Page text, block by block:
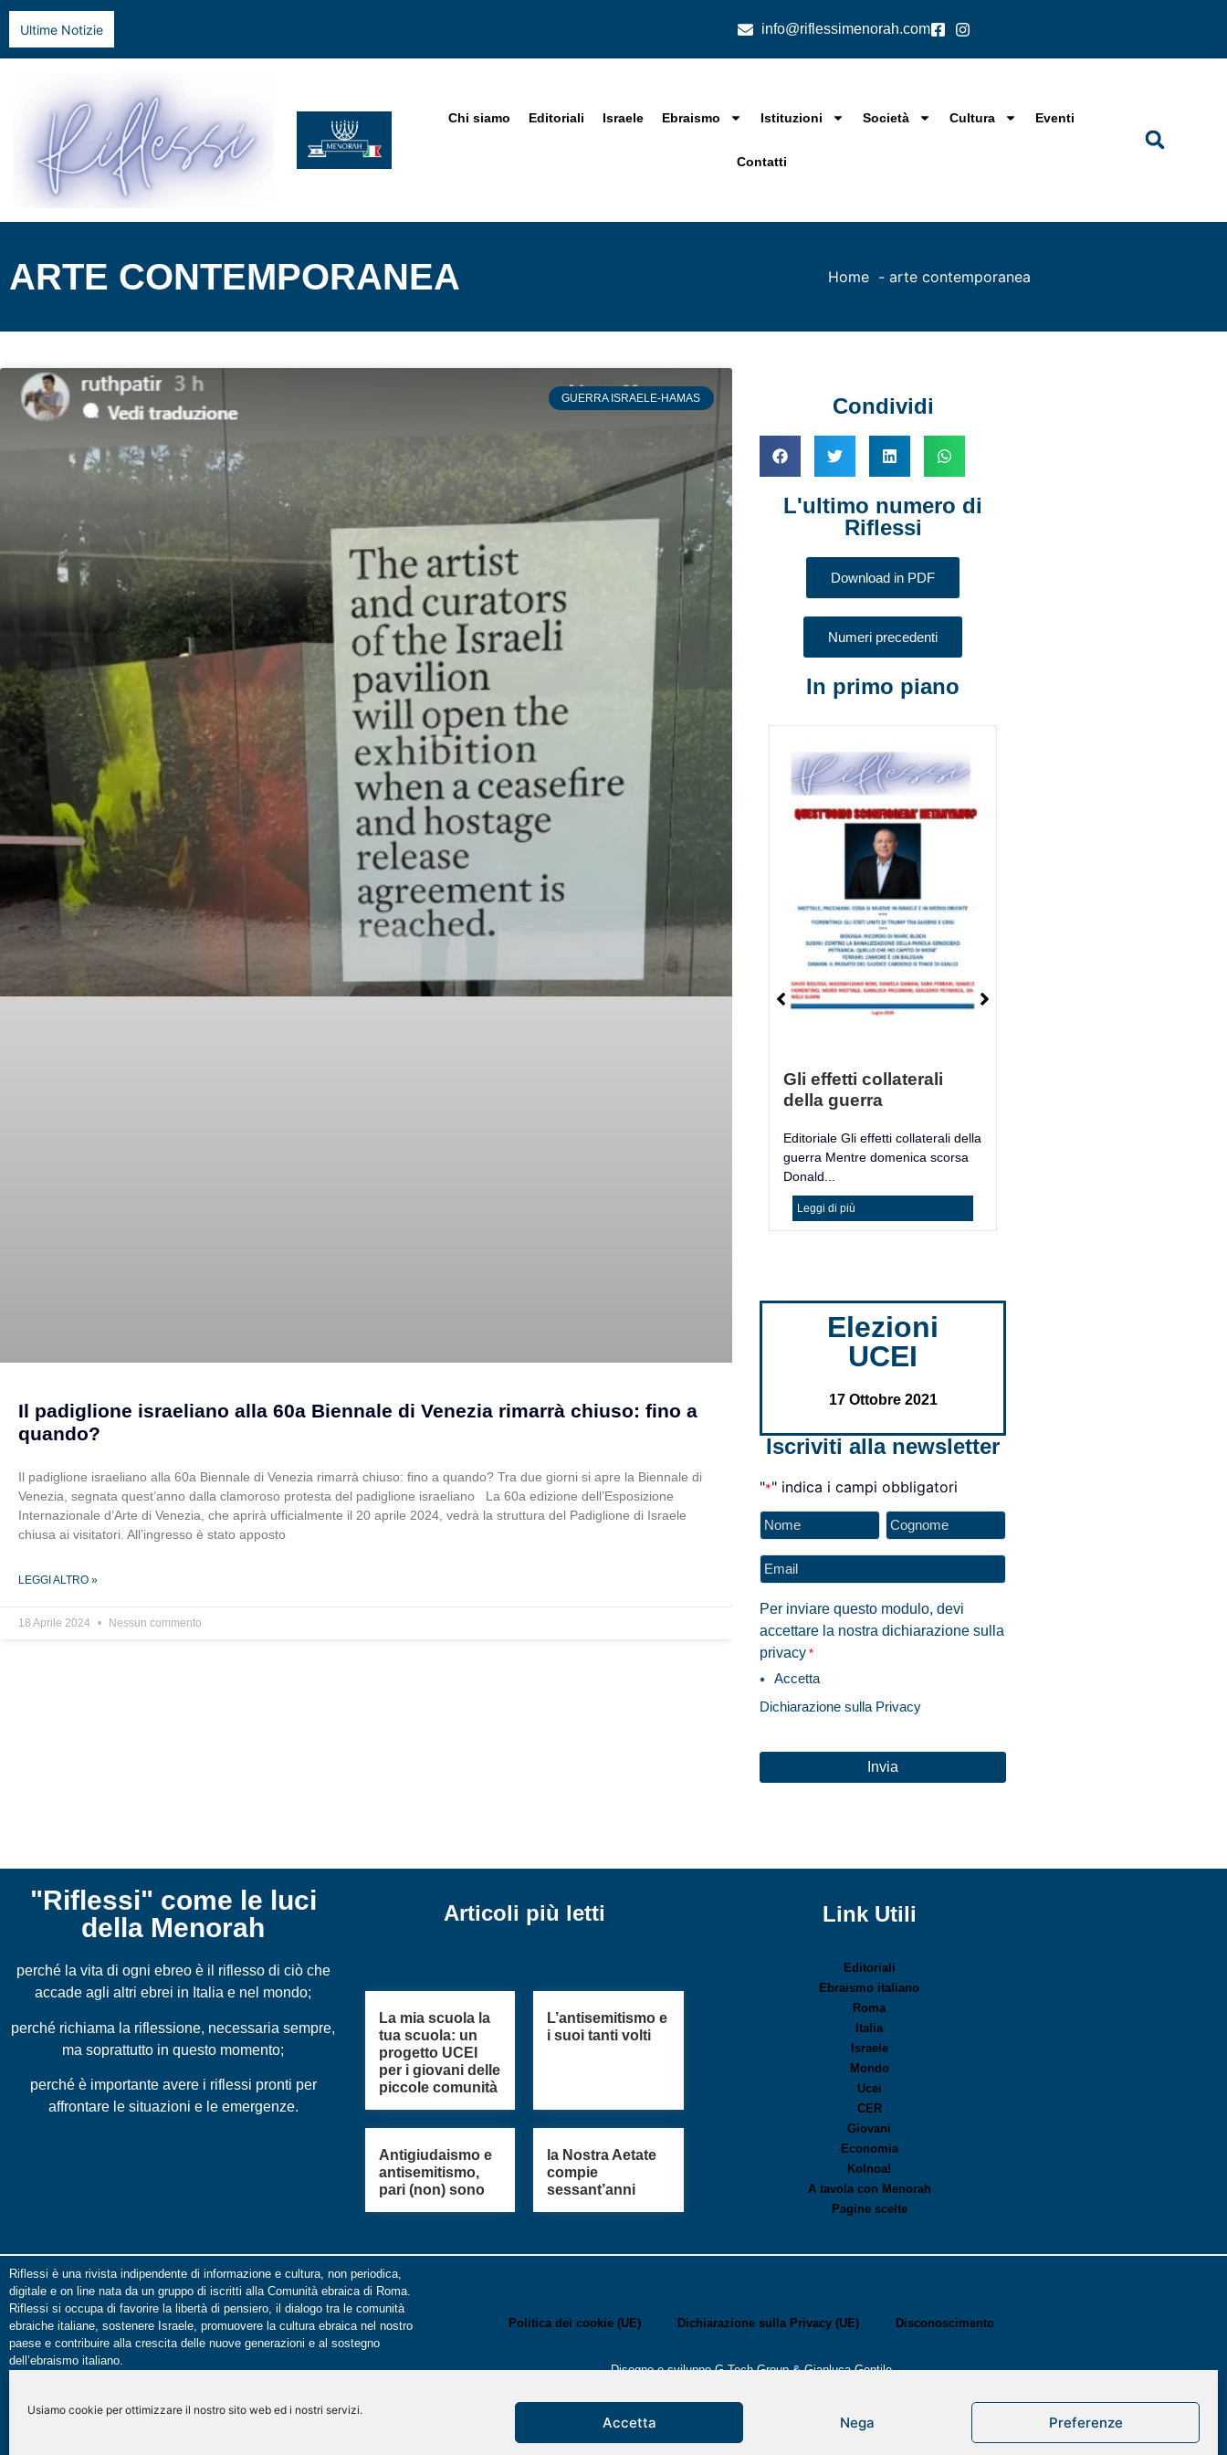
Usiamo cookie per ottimizzare il nostro sito web ed i nostri servizi.
Accetta Nega Preferenze
Ultime Notizie info@riflessimenorah.com
Chi siamo Editoriali Israele Ebraismo Istituzioni Società Cultura Eventi
Contatti
ARTE CONTEMPORANEA Home arte contemporanea
GUERRA ISRAELE-HAMAS
Il padiglione israeliano alla 60a Biennale di Venezia rimarrà chiuso: fino a
quando?
Il padiglione israeliano alla 60a Biennale di Venezia rimarrà chiuso: fino a quando? Tra due giorni si apre la Biennale di
Venezia, segnata quest’anno dalla clamoroso protesta del padiglione israeliano La 60a edizione dell’Esposizione
Internazionale d’Arte di Venezia, che aprirà ufficialmente il 20 aprile 2024, vedrà la struttura del Padiglione di Israele
chiusa ai visitatori. All’ingresso è stato apposto
LEGGI ALTRO »
18 Aprile 2024 Nessun commento
Condividi
L'ultimo numero di
Riflessi
Download in PDF
Numeri precedenti
In primo piano
Gli effetti collaterali
della guerra
Editoriale Gli effetti collaterali della
guerra Mentre domenica scorsa
Donald...
Leggi di più
Elezioni
UCEI
17 Ottobre 2021
Iscriviti alla newsletter
"*" indica i campi obbligatori
Nome
*
Email
*
Per inviare questo modulo, devi
accettare la nostra dichiarazione sulla
privacy *
Accetta
Dichiarazione sulla Privacy
"Riflessi" come le luci
della Menorah
perché la vita di ogni ebreo è il riflesso di ciò che
accade agli altri ebrei in Italia e nel mondo;
perché richiama la riflessione, necessaria sempre,
ma soprattutto in questo momento;
perché è importante avere i riflessi pronti per
affrontare le situazioni e le emergenze.
Articoli più letti
La mia scuola la
tua scuola: un
progetto UCEI
per i giovani delle
piccole comunità
L’antisemitismo e
i suoi tanti volti
Antigiudaismo e
antisemitismo,
pari (non) sono
la Nostra Aetate
compie
sessant’anni
Link Utili
Editoriali
Ebraismo italiano
Roma
Italia
Israele
Mondo
Ucei
CER
Giovani
Economia
Kolnoa!
A tavola con Menorah
Pagine scelte
Riflessi è una rivista indipendente di informazione e cultura, non periodica,
digitale e on line nata da un gruppo di iscritti alla Comunità ebraica di Roma.
Riflessi si occupa di favorire la libertà di pensiero, il dialogo tra le comunità
ebraiche italiane, sostenere Israele, promuovere la cultura ebraica nel nostro
paese e contribuire alla crescita delle nuove generazioni e al sostegno
dell’ebraismo italiano.
presente in CER e/o UCEI. Le opinioni individuali sono da attribuire ai singoli
Politica dei cookie (UE) Dichiarazione sulla Privacy (UE) Disconoscimento
Disegno e sviluppoG Tech Group&Gianluca Gentile